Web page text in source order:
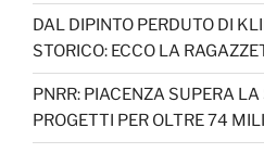
DAL DIPINTO PERDUTO DI
STORICO: ECCO LA
PNRR: PIACENZA SUPERA
PROGETTI PER OLTRE 74